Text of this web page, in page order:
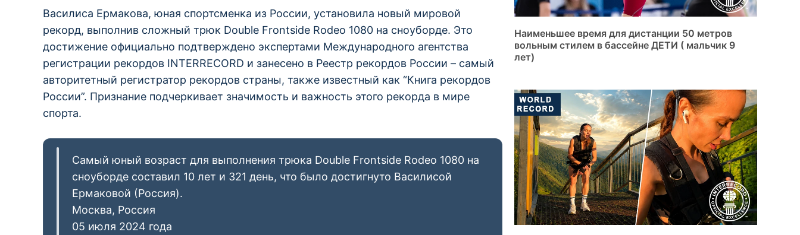
Василиса Ермакова, юная спортсменка из России, установила новый мировой
рекорд, выполнив сложный трюк Double Frontside Rodeo 1080 на сноуборде. Это
достижение официально подтверждено экспертами Международного агентства
регистрации рекордов INTERRECORD и занесено в Реестр рекордов России – самый
авторитетный регистратор рекордов страны, также известный как “Книга рекордов
России”. Признание подчеркивает значимость и важность этого рекорда в мире
спорта.
Самый юный возраст для выполнения трюка Double Frontside Rodeo 1080 на
сноуборде составил 10 лет и 321 день, что было достигнуто Василисой
Ермаковой (Россия).
Москва, Россия
05 июля 2024 года
Наименьшее время для дистанции 50 метров
вольным стилем в бассейне ДЕТИ ( мальчик 9
лет)